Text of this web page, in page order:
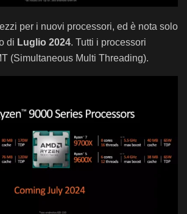
per i nuovi processori, ed è nota solo
di Luglio 2024. Tutti i processori
(Simultaneous Multi Threading).